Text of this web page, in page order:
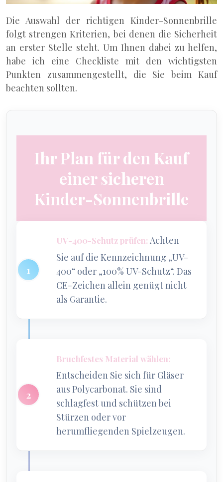
Die Auswahl der richtigen Kinder-Sonnenbrille
folgt strengen Kriterien, bei denen die Sicherheit
an erster Stelle steht. Um Ihnen dabei zu helfen,
habe ich eine Checkliste mit den wichtigsten
Punkten zusammengestellt, die Sie beim Kauf
beachten sollten.
Ihr Plan für den Kauf
einer sicheren
Kinder-Sonnenbrille
UV-400-Schutz prüfen: Achten
Sie auf die Kennzeichnung „UV-
400“ oder „100% UV-Schutz“. Das
CE-Zeichen allein genügt nicht
als Garantie.
Bruchfestes Material wählen:
Entscheiden Sie sich für Gläser
aus Polycarbonat. Sie sind
schlagfest und schützen bei
Stürzen oder vor
herumfliegenden Spielzeugen.